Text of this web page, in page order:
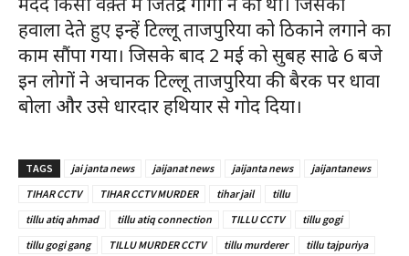
हवाला देते हुए इन्हें टिल्लू ताजपुरिया को ठिकाने लगाने का
काम सौंपा गया। जिसके बाद 2 मई को सुबह साढे 6 बजे
इन लोगों ने अचानक टिल्लू ताजपुरिया की बैरक पर धावा
बोला और उसे धारदार हथियार से गोद दिया।
TAGS jai janta news jaijanat news jaijanta news
jaijantanews
TIHAR CCTV
TIHAR CCTV MURDER tihar jail
tillu
tillu atiq ahmad
tillu atiq connection TILLU CCTV
tillu gogi
tillu gogi gang
TILLU MURDER CCTV tillu murderer
tillu tajpuriya